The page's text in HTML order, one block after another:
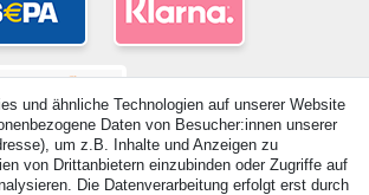
und ähnliche Technologien auf unserer Website
Daten von Besucher:innen unserer
um z.B. Inhalte und Anzeigen zu
von Drittanbietern einzubinden oder Zugriffe auf
Die Datenverarbeitung erfolgt erst durch